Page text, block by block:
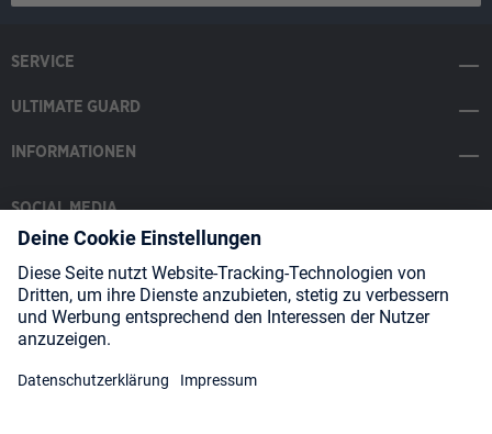
SERVICE
ULTIMATE GUARD
INFORMATIONEN
SOCIAL MEDIA
Payment Methods
Shipping